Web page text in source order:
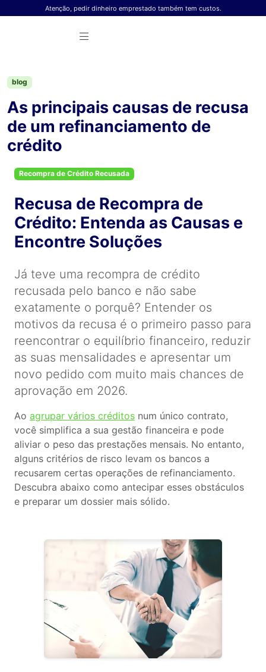
Skip to contentAtenção, pedir dinheiro emprestado também tem custos.
blog
As principais causas de recusa
de um refinanciamento de
crédito
Recompra de Crédito Recusada
Recusa de Recompra de
Crédito: Entenda as Causas e
Encontre Soluções
Já teve uma recompra de crédito
recusada pelo banco e não sabe
exatamente o porquê? Entender os
motivos da recusa é o primeiro passo para
reencontrar o equilíbrio financeiro, reduzir
as suas mensalidades e apresentar um
novo pedido com muito mais chances de
aprovação em 2026.
Ao agrupar vários créditos num único contrato,
você simplifica a sua gestão financeira e pode
aliviar o peso das prestações mensais. No entanto,
alguns critérios de risco levam os bancos a
recusarem certas operações de refinanciamento.
Descubra abaixo como antecipar esses obstáculos
e preparar um dossier mais sólido.